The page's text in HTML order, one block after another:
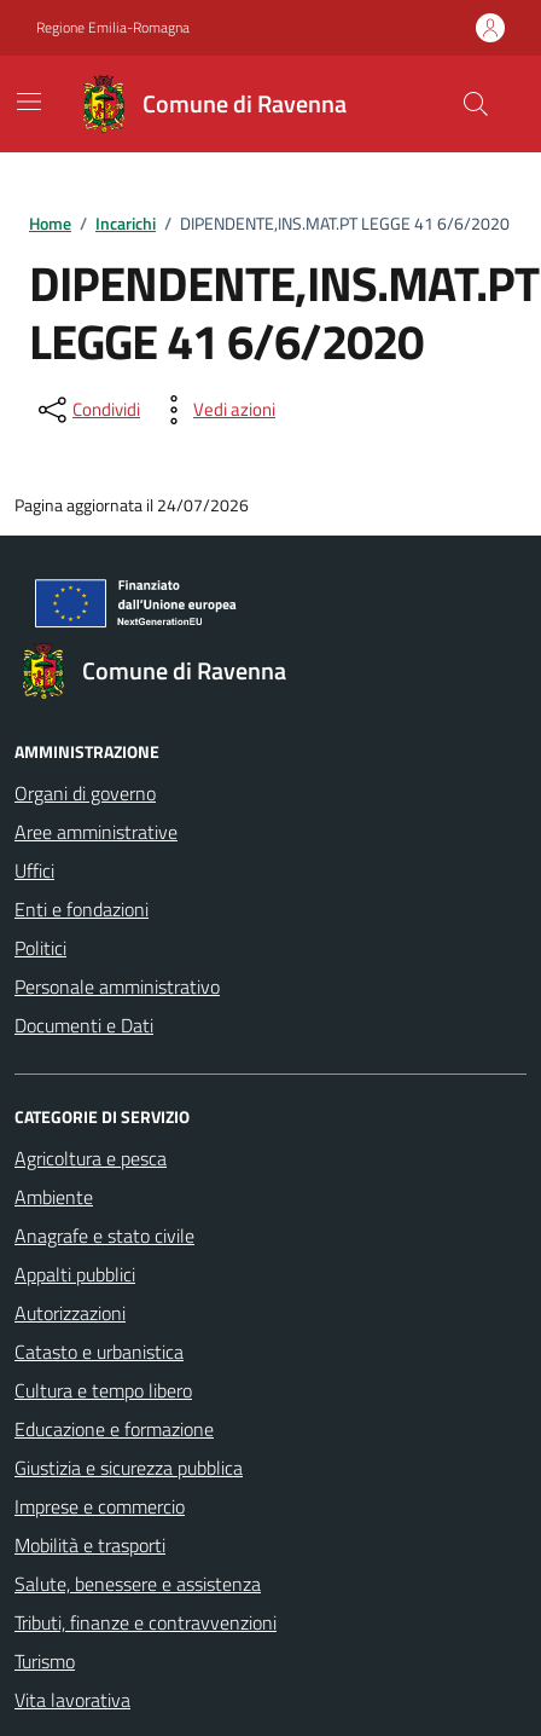
Regione Emilia-Romagna
Comune di Ravenna
Home / Incarichi / DIPENDENTE,INS.MAT.PT LEGGE 41 6/6/2020
DIPENDENTE,INS.MAT.PT
LEGGE 41 6/6/2020
Condividi Vedi azioni
Pagina aggiornata il 24/07/2026
Comune di Ravenna
AMMINISTRAZIONE
Organi di governo
Aree amministrative
Uffici
Enti e fondazioni
Politici
Personale amministrativo
Documenti e Dati
CATEGORIE DI SERVIZIO
Agricoltura e pesca
Ambiente
Anagrafe e stato civile
Appalti pubblici
Autorizzazioni
Catasto e urbanistica
Cultura e tempo libero
Educazione e formazione
Giustizia e sicurezza pubblica
Imprese e commercio
Mobilità e trasporti
Salute, benessere e assistenza
Tributi, finanze e contravvenzioni
Turismo
Vita lavorativa